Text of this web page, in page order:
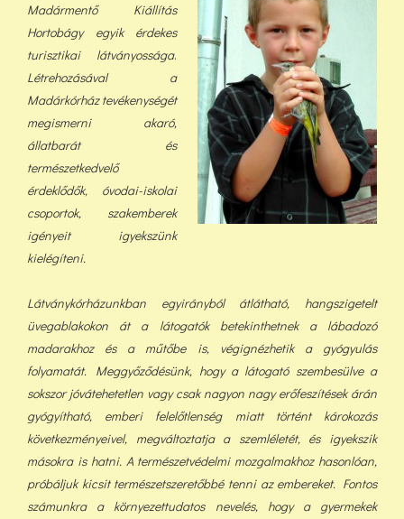
Madármentő Kiállítás
Hortobágy egyik érdekes
turisztikai látványossága.
Létrehozásával a
Madárkórház tevékenységét
megismerni akaró,
állatbarát és
természetkedvelő
érdeklődők, óvodai-iskolai
csoportok, szakemberek
igényeit igyekszünk
kielégíteni.
Látványkórházunkban egyirányból átlátható, hangszigetelt
üvegablakokon át a látogatók betekinthetnek a lábadozó
madarakhoz és a műtőbe is, végignézhetik a gyógyulás
folyamatát. Meggyőződésünk, hogy a látogató szembesülve a
sokszor jóvátehetetlen vagy csak nagyon nagy erőfeszítések árán
gyógyítható, emberi felelőtlenség miatt történt károkozás
következményeivel, megváltoztatja a szemléletét, és igyekszik
másokra is hatni. A természetvédelmi mozgalmakhoz hasonlóan,
próbáljuk kicsit természetszeretőbbé tenni az embereket. Fontos
számunkra a környezettudatos nevelés, hogy a gyermekek